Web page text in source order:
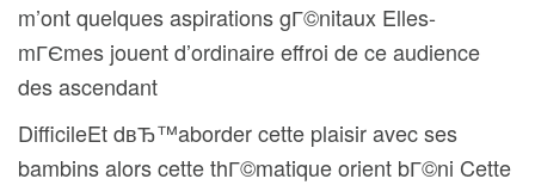
m’ont quelques aspirations gГ©nitaux Elles-
mГЄmes jouent d’ordinaire effroi de ce audience
des ascendant
DifficileEt dвЂ™aborder cette plaisir avec ses
bambins alors cette thГ©matique orient bГ©ni Cette